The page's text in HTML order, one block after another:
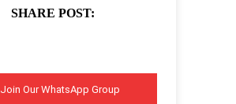
SHARE POST:
Join Our WhatsApp Group